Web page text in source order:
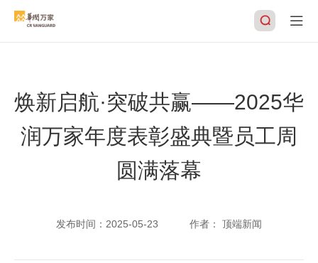
搜索
焕新启航·突破共赢——2025华
润万家年度表彰盛典暨员工周
圆满落幕
发布时间： 2025-05-23 作者： 顶端新闻